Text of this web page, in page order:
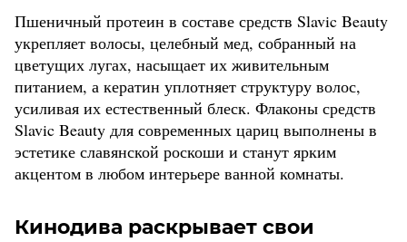
Пшеничный протеин в составе средств Slavic Beauty
укрепляет волосы, целебный мед, собранный на
цветущих лугах, насыщает их живительным
питанием, а кератин уплотняет структуру волос,
усиливая их естественный блеск. Флаконы средств
Slavic Beauty для современных цариц выполнены в
эстетике славянской роскоши и станут ярким
акцентом в любом интерьере ванной комнаты.
Кинодива раскрывает свои